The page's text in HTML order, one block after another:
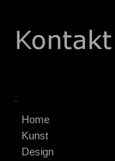
Home
Kunst
Design